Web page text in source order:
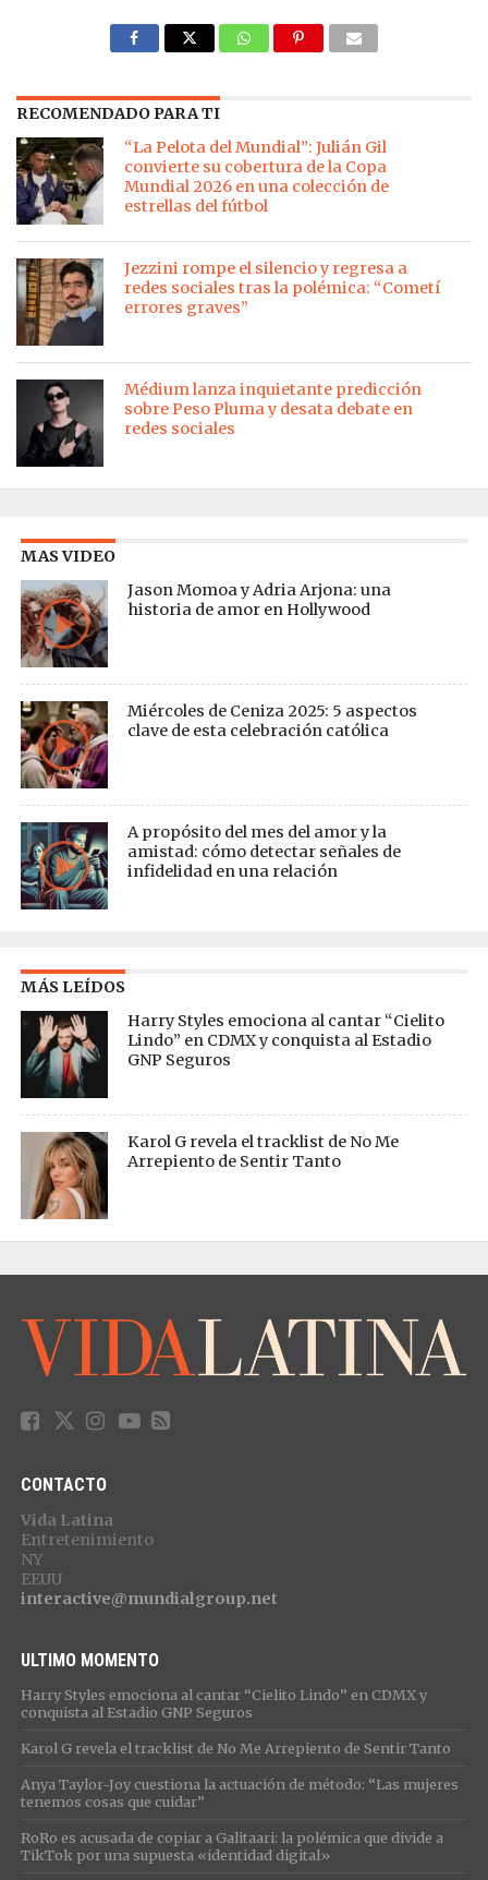
RECOMENDADO PARA TI
“La Pelota del Mundial”: Julián Gil
convierte su cobertura de la Copa
Mundial 2026 en una colección de
estrellas del fútbol
Jezzini rompe el silencio y regresa a
redes sociales tras la polémica: “Cometí
errores graves”
Médium lanza inquietante predicción
sobre Peso Pluma y desata debate en
redes sociales
MAS VIDEO
Jason Momoa y Adria Arjona: una
historia de amor en Hollywood
Miércoles de Ceniza 2025: 5 aspectos
clave de esta celebración católica
A propósito del mes del amor y la
amistad: cómo detectar señales de
infidelidad en una relación
MÁS LEÍDOS
Harry Styles emociona al cantar “Cielito
Lindo” en CDMX y conquista al Estadio
GNP Seguros
Karol G revela el tracklist de No Me
Arrepiento de Sentir Tanto
CONTACTO
Vida Latina
Entretenimiento
NY
EEUU
interactive@mundialgroup.net
ULTIMO MOMENTO
Harry Styles emociona al cantar “Cielito Lindo” en CDMX y
conquista al Estadio GNP Seguros
Karol G revela el tracklist de No Me Arrepiento de Sentir Tanto
Anya Taylor-Joy cuestiona la actuación de método: “Las mujeres
tenemos cosas que cuidar”
RoRo es acusada de copiar a Galitaari: la polémica que divide a
TikTok por una supuesta «identidad digital»